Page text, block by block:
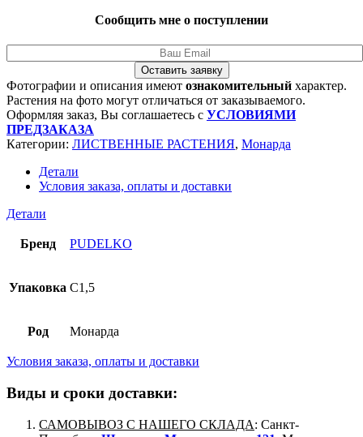
Сообщить мне о поступлении
Оставить заявку
Фотографии и описания имеют ознакомительный характер.
Растения на фото могут отличаться от заказываемого.
Оформляя заказ, Вы соглашаетесь с УСЛОВИЯМИ
ПРЕДЗАКАЗА
Категории: ЛИСТВЕННЫЕ РАСТЕНИЯ, Монарда
Детали
Условия заказа, оплаты и доставки
Детали
Бренд PUDELKO
Упаковка C1,5
Род Монарда
Условия заказа, оплаты и доставки
Виды и сроки доставки:
САМОВЫВОЗ С НАШЕГО СКЛАДА: Санкт-